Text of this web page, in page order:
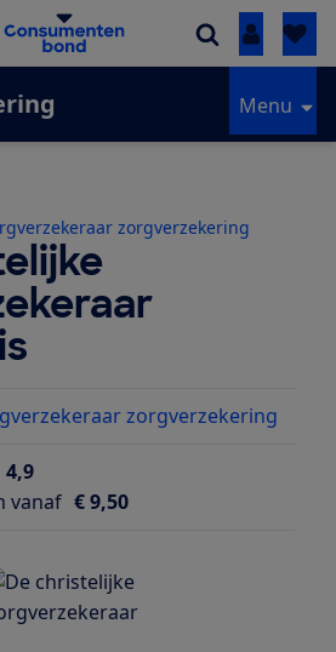
Inloggen
Menu
zorgverzekering
zorgverzekering
4,9
vanaf € 9,50